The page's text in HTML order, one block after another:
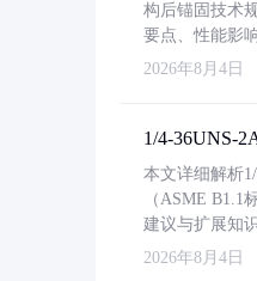
构后锚固技术
要点、性能影
2026年8月4日
1/4-36UNS-
本文详细解析
（ASME
建议与扩展知识
2026年8月4日